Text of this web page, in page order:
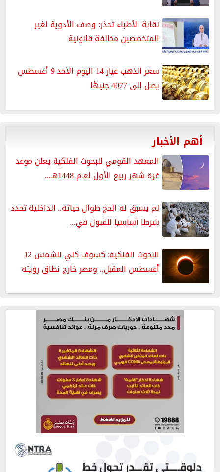
نقابة الأطباء تحذر: وصف الأدوية لغير
المتخصصين مخالفة قانونية
سعر الذهب عيار 14 اليوم الأحد 9 أغسطس
يصل إلى 4077 جنيهًا
أهم الأخبار
المعهد القومي للبحوث الفلكية يعلن موعد
غرة شهر ربيع الأول لعام 1448هـ...
لم يسبق له الحج طوال حياته.. الداخلية تحدد
شرطا أساسيا للقبول في...
البحوث الفلكية: كسوف كلي للشمس 12
أغسطس المقبل.. ومصر خارج نطاق رؤيته